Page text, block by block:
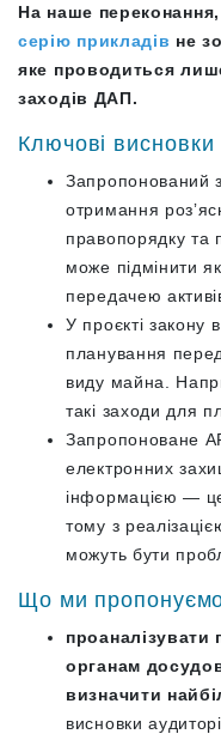
На наше
серію прикладів не
яке проводиться
заходів ДАП.
Ключові висновки
Запропонований
отримання
правопорядку та
може підмінити
передачею
У проєкті закону
планування
виду майна.
такі заходи для
Запропоноване
електронних
інформацією —
тому з
можуть бути
Що ми
проаналізувати
органам
визначити
висновки